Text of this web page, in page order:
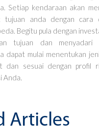
Setiap kendaraan akan
tujuan anda dengan cara
Begitu pula dengan
tujuan dan menyadari
dapat mulai menentukan
dan sesuai dengan profil
Anda.
Articles